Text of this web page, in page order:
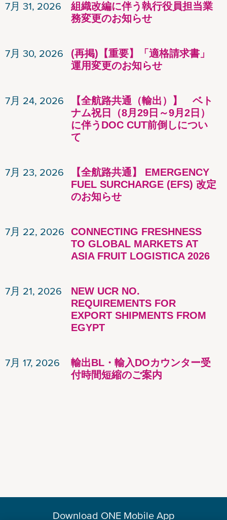
7月 31, 2026
組織改編に伴う執行役員担当業
務変更のお知らせ
7月 30, 2026
(再掲)【重要】「適格請求書」
運用変更のお知らせ
7月 24, 2026
【全航路共通（輸出）】 ベト
ナム祝日（8月29日～9月2日）
に伴うDOC CUT前倒しについ
て
7月 23, 2026
【全航路共通】 EMERGENCY
FUEL SURCHARGE (EFS) 改定
のお知らせ
7月 22, 2026
CONNECTING FRESHNESS
TO GLOBAL MARKETS AT
ASIA FRUIT LOGISTICA 2026
7月 21, 2026
NEW UCR NO.
REQUIREMENTS FOR
EXPORT SHIPMENTS FROM
EGYPT
7月 17, 2026
輸出BL・輸入DOカウンター受
付時間短縮のご案内
Download ONE Mobile App